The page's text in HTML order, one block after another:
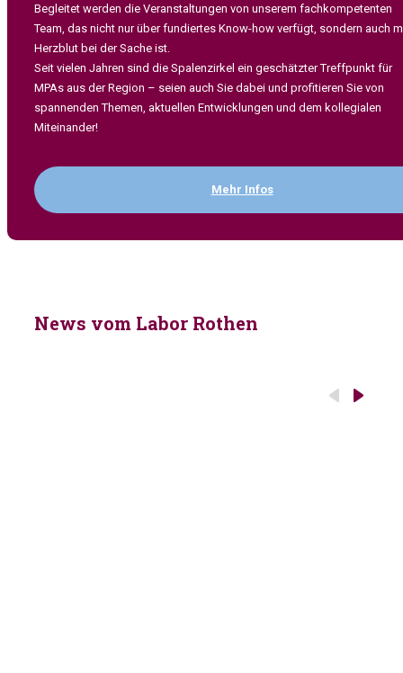
Begleitet werden die Veranstaltungen von unserem fachkompetenten
Team, das nicht nur über fundiertes Know-how verfügt, sondern auch
Herzblut bei der Sache ist.
Seit vielen Jahren sind die Spalenzirkel ein geschätzter Treffpunkt für
MPAs aus der Region – seien auch Sie dabei und profitieren Sie von
spannenden Themen, aktuellen Entwicklungen und dem kollegialen
Miteinander!
Mehr Infos
News vom Labor Rothen